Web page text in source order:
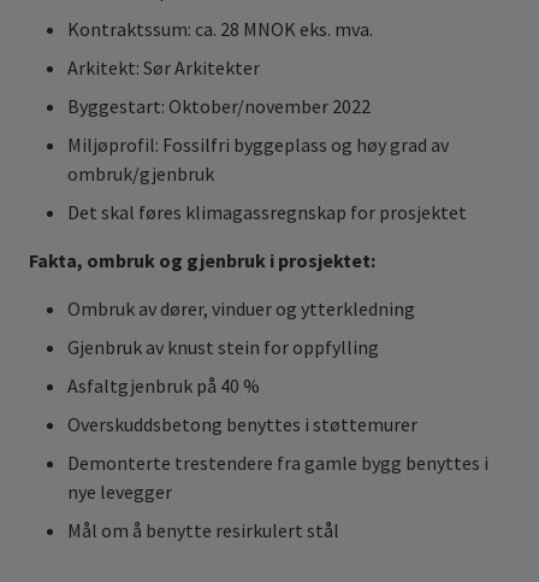
Kontraktssum: ca. 28 MNOK eks. mva.
Arkitekt: Sør Arkitekter
Byggestart: Oktober/november 2022
Miljøprofil: Fossilfri byggeplass og høy grad av
ombruk/gjenbruk
Det skal føres klimagassregnskap for prosjektet
Fakta, ombruk og gjenbruk i prosjektet:
Ombruk av dører, vinduer og ytterkledning
Gjenbruk av knust stein for oppfylling
Asfaltgjenbruk på 40 %
Overskuddsbetong benyttes i støttemurer
Demonterte trestendere fra gamle bygg benyttes i
nye levegger
Mål om å benytte resirkulert stål